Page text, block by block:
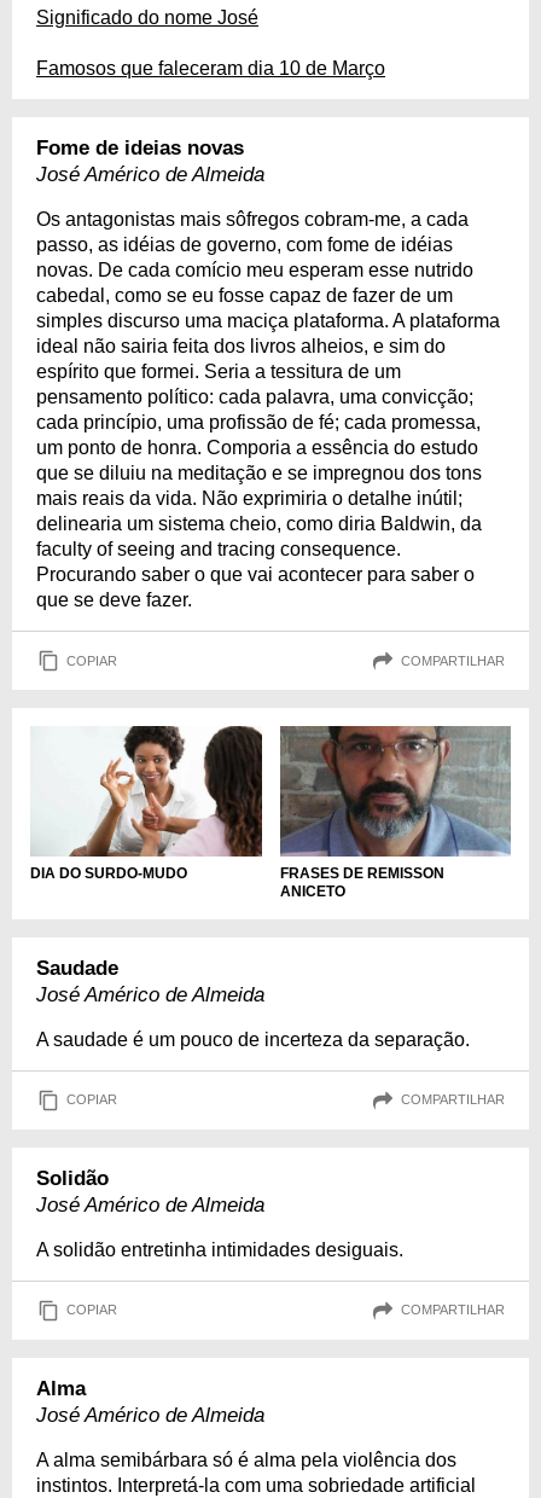
Significado do nome José
Famosos que faleceram dia 10 de Março
Fome de ideias novas
José Américo de Almeida
Os antagonistas mais sôfregos cobram-me, a cada
passo, as idéias de governo, com fome de idéias
novas. De cada comício meu esperam esse nutrido
cabedal, como se eu fosse capaz de fazer de um
simples discurso uma maciça plataforma. A plataforma
ideal não sairia feita dos livros alheios, e sim do
espírito que formei. Seria a tessitura de um
pensamento político: cada palavra, uma convicção;
cada princípio, uma profissão de fé; cada promessa,
um ponto de honra. Comporia a essência do estudo
que se diluiu na meditação e se impregnou dos tons
mais reais da vida. Não exprimiria o detalhe inútil;
delinearia um sistema cheio, como diria Baldwin, da
faculty of seeing and tracing consequence.
Procurando saber o que vai acontecer para saber o
que se deve fazer.
COPIAR COMPARTILHAR
DIA DO SURDO-MUDO
FRASES DE REMISSON
ANICETO
Saudade
José Américo de Almeida
A saudade é um pouco de incerteza da separação.
COPIAR COMPARTILHAR
Solidão
José Américo de Almeida
A solidão entretinha intimidades desiguais.
COPIAR COMPARTILHAR
Alma
José Américo de Almeida
A alma semibárbara só é alma pela violência dos
instintos. Interpretá-la com uma sobriedade artificial